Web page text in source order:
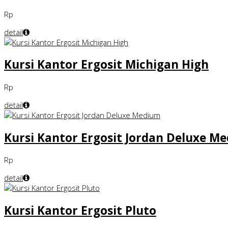
Rp
detail
Kursi Kantor Ergosit Michigan High
Rp
detail
Kursi Kantor Ergosit Jordan Deluxe
Rp
detail
Kursi Kantor Ergosit Pluto